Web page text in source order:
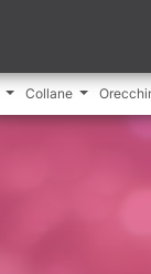
Collane